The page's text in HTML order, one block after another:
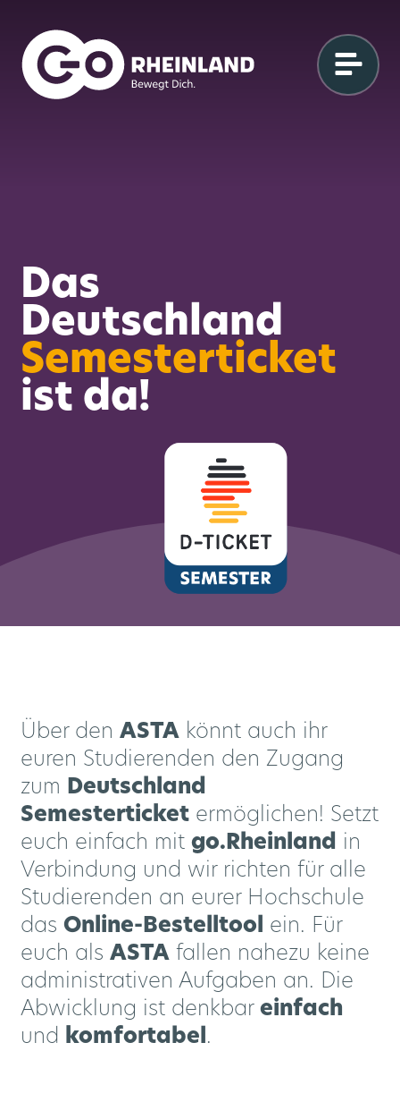
Das
Deutschland
Semesterticket
ist da!
Über denASTA könnt auch ihr
euren Studierenden den Zugang
zum Deutschland
Semesterticket ermöglichen! Setzt
euch einfach mitgo.Rheinland in
Verbindung und wir richten für alle
Studierenden an eurer Hochschule
dasOnline-Bestelltool ein. Für
euch alsASTA fallen nahezu keine
administrativen Aufgaben an. Die
Abwicklung ist denkbareinfach
und komfortabel.
Fahrpläne
Fahrplanauskunft
Aktuelle Meldungen im Regionalverkehr
Baustellenübersicht
Linien
Haltestellen
Tickets + Tarif
App
Rheinlandtarif
Deutschlandticket
Deutschlandticket Job
Deutschland Semesterticket
Multimobil
Mobilstationen
Mobilität für alle
Bike+Ride
Bikesharing
Scooter
Service
Aktuelles
Newsletter
Insta News
Schlaue Nummer
Kundencenter
Über uns
Mission
Mobilitätsplan / Nahverkehrsplan
Markenbotschafter
S-Bahn Zukunft
go.Blog